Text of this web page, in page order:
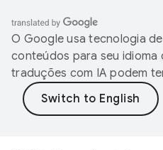
O Google usa tecnologia
conteúdos para seu idioma
traduções com IA podem